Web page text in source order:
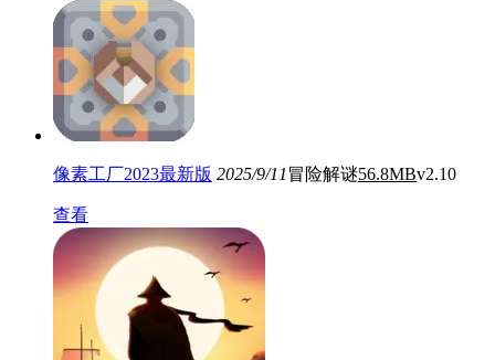
像素工厂2023最新版 2025/9/11 冒险解谜56.8MBv2.10
查看